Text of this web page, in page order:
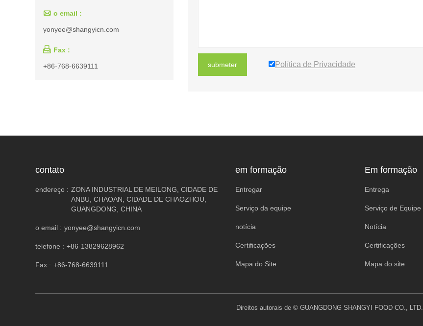
submeter Política de Privacidade
 o email :
yonyee@shangyicn.com
 Fax :
+86-768-6639111
contato
endereço : ZONA INDUSTRIAL DE MEILONG, CIDADE DE
ANBU, CHAOAN, CIDADE DE CHAOZHOU,
GUANGDONG, CHINA
o email : yonyee@shangyicn.com
telefone : +86-13829628962
Fax : +86-768-6639111
em formação
Entregar
Serviço da equipe
notícia
Certificações
Mapa do Site
Em formação
Entrega
Serviço de Equipe
Notícia
Certificações
Mapa do site
Direitos autorais de © GUANGDONG SHANGYI FOOD CO., LTD.